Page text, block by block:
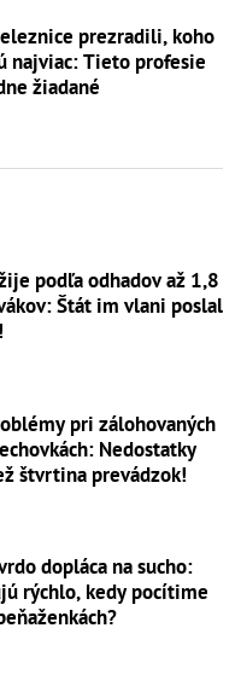
prezradili, koho
najviac: Tieto profesie
žiadané
podľa odhadov až 1,8
Štát im vlani poslal
pri zálohovaných
Nedostatky
štvrtina prevádzok!
dopláca na sucho:
rýchlo, kedy pocítime